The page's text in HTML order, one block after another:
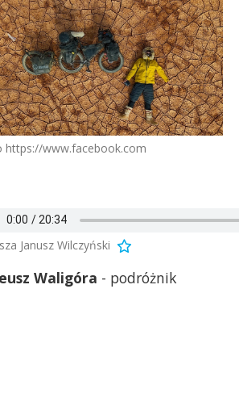
https://www.facebook.com
Janusz Wilczyński
Waligóra - podróżnik